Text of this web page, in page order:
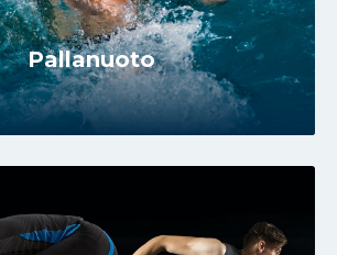
Pallanuoto